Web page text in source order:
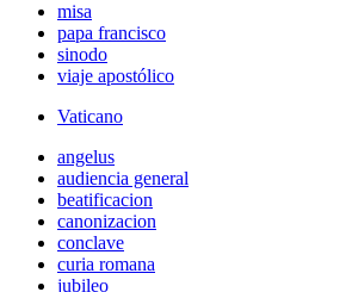
misa
papa francisco
sinodo
viaje apostólico
Vaticano
angelus
audiencia general
beatificacion
canonizacion
conclave
curia romana
jubileo